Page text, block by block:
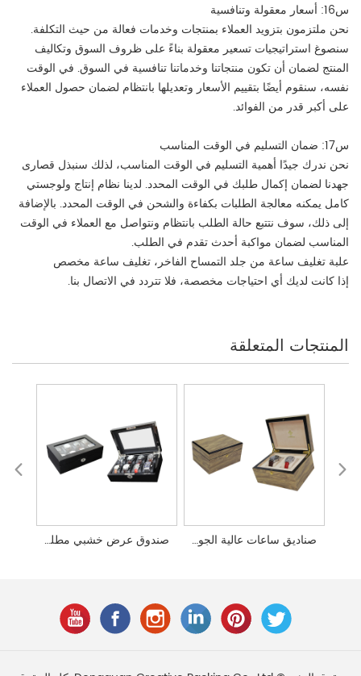
س16: أسعار معقولة وتنافسية
نحن ملتزمون بتزويد العملاء بمنتجات وخدمات فعالة من حيث التكلفة.
سنصوغ استراتيجيات تسعير معقولة بناءً على ظروف السوق وتكاليف
المنتج لضمان أن تكون منتجاتنا وخدماتنا تنافسية في السوق. في الوقت
نفسه، سنقوم أيضًا بتقييم الأسعار وتعديلها بانتظام لضمان حصول العملاء
على أكبر قدر من الفوائد.
س17: ضمان التسليم في الوقت المناسب
نحن ندرك جيدًا أهمية التسليم في الوقت المناسب، لذلك سنبذل قصارى
جهدنا لضمان إكمال طلبك في الوقت المحدد. لدينا نظام إنتاج ولوجستي
كامل يمكنه معالجة الطلبات بكفاءة والشحن في الوقت المحدد. بالإضافة
إلى ذلك، سوف نتتبع حالة الطلب بانتظام ونتواصل مع العملاء في الوقت
المناسب لضمان مواكبة أحدث تقدم في الطلب.
علبة تغليف ساعة من جلد التمساح الفاخر، تغليف ساعة مخصص
إذا كانت لديك أي احتياجات مخصصة، فلا تتردد في الاتصال بنا.
المنتجات المتعلقة
صناديق ساعات عالية الجودة مطلية بطلاء غير لامع للبيع بالجملة مخصصة صندوق عرض خشبي مطلي عالي الجودة مخصص لتغليف الساعات